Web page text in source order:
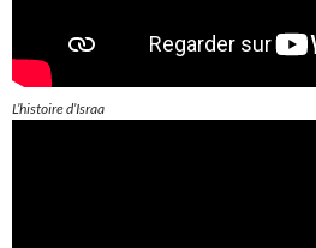
L’histoire d’Israa